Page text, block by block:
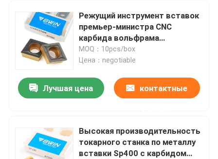
Режущий инструмент вставок
премьер-министра CNC
карбида вольфрама
CCMT060208 поворачивая
MOQ：10pcs/box
Цена：negotiable
Лучшая цена контактные
Высокая производительность
токарного станка по металлу
вставки Sp400 с карбидом